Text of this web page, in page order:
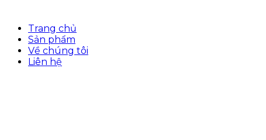
Trang chủ
Sản phẩm
Về chúng tôi
Liên hệ